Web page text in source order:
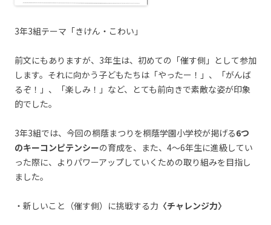
3年3組テーマ「きけん・こわい」
前文にもありますが、3年生は、初めての「催す側」として参加
します。それに向かう子どもたちは「やったー！」、「がんば
るぞ！」、「楽しみ！」など、とても前向きで素敵な姿が印象
的でした。
3年3組では、今回の桐蔭まつりを桐蔭学園小学校が掲げる6つ
のキーコンピテンシーの育成を、また、4～6年生に進級してい
った際に、よりパワーアップしていくための取り組みを目指し
ました。
・新しいこと（催す側）に挑戦する力 〈チャレンジ力〉